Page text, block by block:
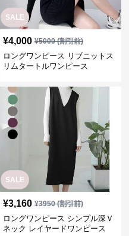
SALE
¥4,000 ¥5000(割引前)
ロングワンピース リブニットス
リムタートルワンピース
SALE
¥3,160 ¥3950(割引前)
ロングワンピース シンプル深Ｖ
ネック レイヤードワンピース